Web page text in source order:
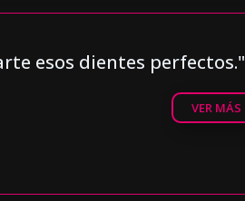
esos dientes perfectos."
VER MÁS